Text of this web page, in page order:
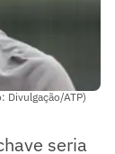
Divulgação/ATP)
seria